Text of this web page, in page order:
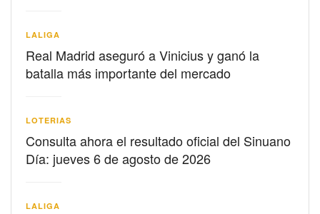
LALIGA
Real Madrid aseguró a Vinicius y ganó la
batalla más importante del mercado
LOTERIAS
Consulta ahora el resultado oficial del Sinuano
Día: jueves 6 de agosto de 2026
LALIGA